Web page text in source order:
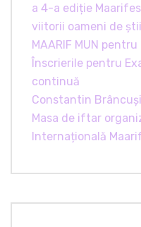
a 4-a ediție
viitorii oameni de
MAARIF MUN
Înscrierile pentru
continuă
Constantin Brâncuși
Masa de iftar
Internațională